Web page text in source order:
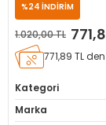
Dolgu Lastikleri
Dolgu Lastikleri
Kapağı
& Spreyler
%24 İNDİRİM
1.020,00 TL
771,89 TL
Kategori
Marka